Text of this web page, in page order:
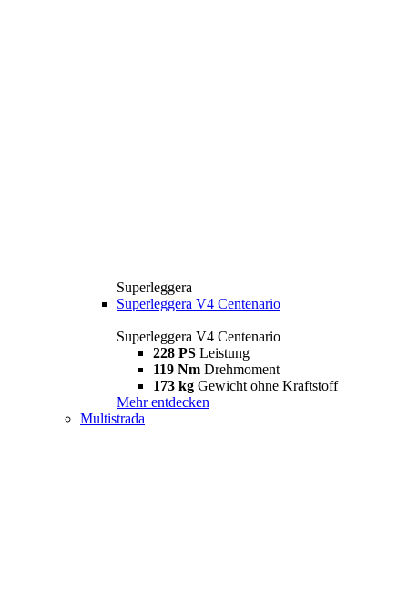
Superleggera
Superleggera V4 Centenario
Superleggera V4 Centenario
228 PS Leistung
119 Nm Drehmoment
173 kg Gewicht ohne Kraftstoff
Mehr entdecken
Multistrada